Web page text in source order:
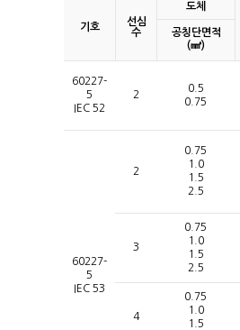
기호
선심
수
도체
공칭단면적
(㎟)
60227-
5
IEC 52
2
0.5
0.75
60227-
5
IEC 53
2
0.75
1.0
1.5
2.5
3
0.75
1.0
1.5
2.5
4
0.75
1.0
1.5